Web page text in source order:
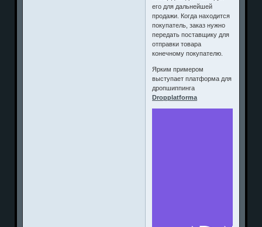
его для дальнейшей
продажи. Когда находится
покупатель, заказ нужно
передать поставщику для
отправки товара
конечному покупателю.
Ярким примером
выступает платформа для
дропшиппинга
Dropplatforma